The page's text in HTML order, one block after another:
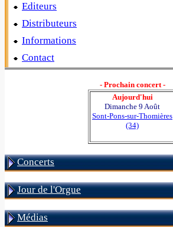
Editeurs
Distributeurs
Informations
Contact
- Prochain concert -
Aujourd'hui
Dimanche 9 Août
Sont-Pons-sur-Thomières
(34)
Concerts
Jour de l'Orgue
Médias